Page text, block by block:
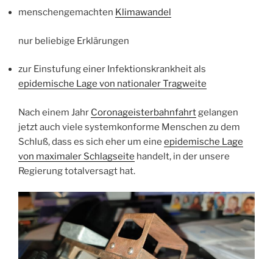
menschengemachten Klimawandel
nur beliebige Erklärungen
zur Einstufung einer Infektionskrankheit als
epidemische Lage von nationaler Tragweite
Nach einem Jahr Coronageisterbahnfahrtgelangen
jetzt auch viele systemkonforme Menschen zu dem
Schluß, dass es sich eher um eine epidemische Lage
von maximaler Schlagseite handelt, in der unsere
Regierung totalversagt hat.